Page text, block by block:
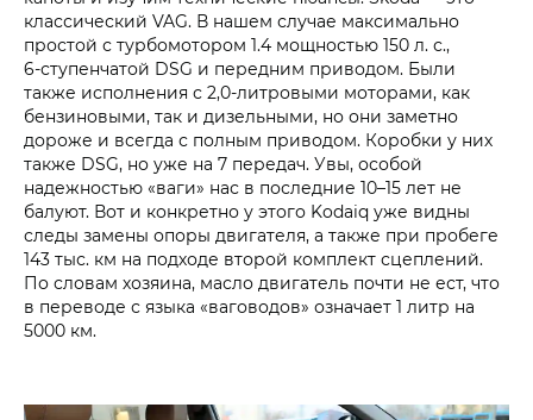
классический VAG. В нашем случае максимально
простой с турбомотором 1.4 мощностью 150 л. с.,
6‑ступенчатой DSG и передним приводом. Были
также исполнения с 2,0‑литровыми моторами, как
бензиновыми, так и дизельными, но они заметно
дороже и всегда с полным приводом. Коробки у них
также DSG, но уже на 7 передач. Увы, особой
надежностью «ваги» нас в последние 10–15 лет не
балуют. Вот и конкретно у этого Kodaiq уже видны
следы замены опоры двигателя, а также при пробеге
143 тыс. км на подходе второй комплект сцеплений.
По словам хозяина, масло двигатель почти не ест, что
в переводе с языка «ваговодов» означает 1 литр на
5000 км.